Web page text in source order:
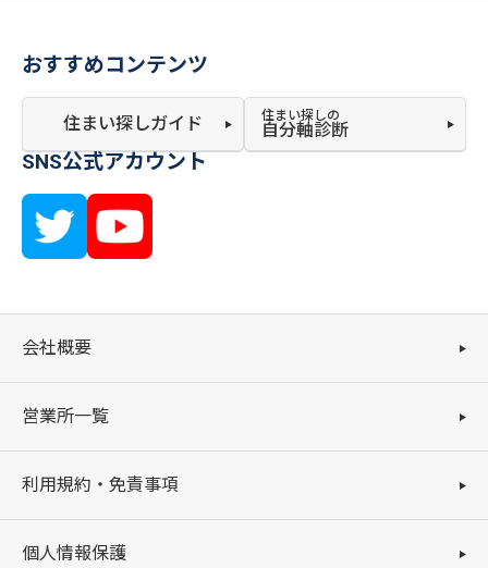
おすすめコンテンツ
住まい探しガイド 住まい探しの
自分軸診断
SNS公式アカウント
会社概要
営業所一覧
利用規約・免責事項
個人情報保護